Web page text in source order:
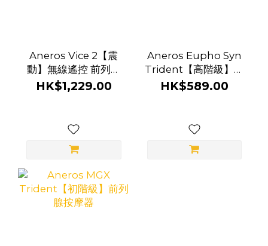
Aneros Vice 2【震
動】無線遙控 前列腺
按摩器
HK$1,229.00
Aneros Eupho Syn
Trident【高階級】矽
膠 前列腺按摩器
HK$589.00